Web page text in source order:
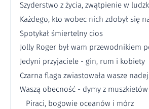
Szyderstwo z życia, zwątpienie w
Każdego, kto wobec nich zdobył się
Spotykał śmiertelny cios
Jolly Roger był wam przewodnikiem
Jedyni przyjaciele - gin, rum i kobiety
Czarna flaga zwiastowała wasze
Waszą obecność - dymy z muszkietów
Piraci, bogowie oceanów i mórz